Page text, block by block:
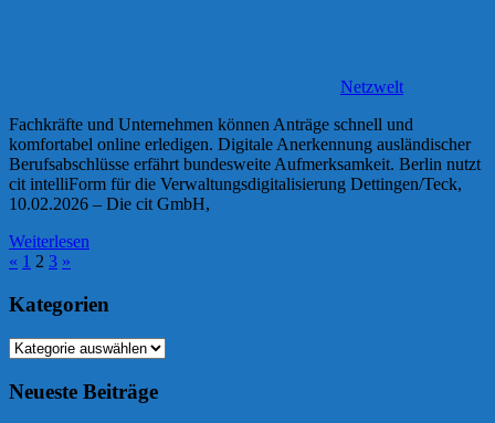
Netzwelt
Fachkräfte und Unternehmen können Anträge schnell und
komfortabel online erledigen. Digitale Anerkennung ausländischer
Berufsabschlüsse erfährt bundesweite Aufmerksamkeit. Berlin nutzt
cit intelliForm für die Verwaltungsdigitalisierung Dettingen/Teck,
10.02.2026 – Die cit GmbH,
Weiterlesen
Seitennummerierung
der
Beiträge
« Vorherige
1 2 3 Nächste
»
Kategorien
Kategorien
Neueste Beiträge